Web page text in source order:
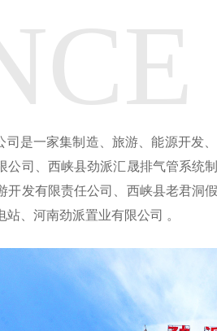
司是一家集制造、旅游、能源开发
公司、西峡县劲派汇晟排气管系统
开发有限责任公司、西峡县老君洞
、河南劲派置业有限公司 。